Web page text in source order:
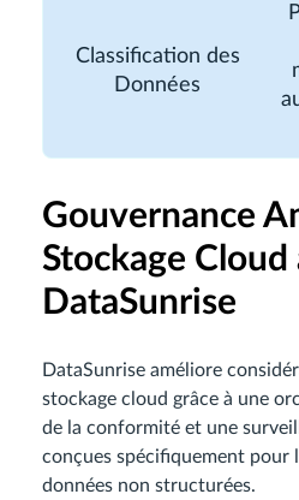
Classification des
Données
Gouvernance
Stockage Cloud
DataSunrise
DataSunrise améliore
stockage cloud grâce à une
de la conformité et une
conçues spécifiquement pour
données non structurées.